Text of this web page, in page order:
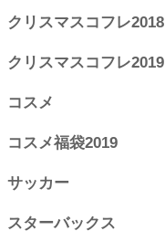
クリスマスコフレ2018
クリスマスコフレ2019
コスメ
コスメ福袋2019
サッカー
スターバックス